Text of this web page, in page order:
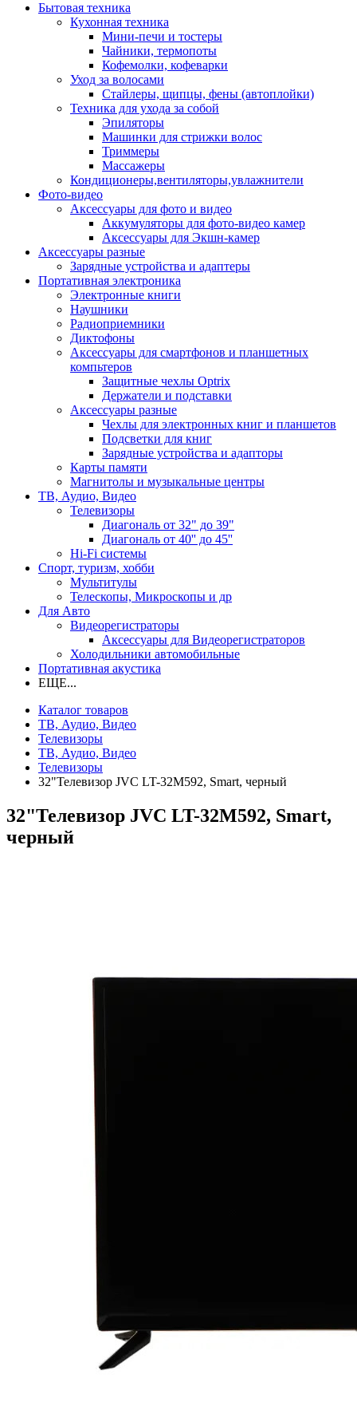
Бытовая техника
Кухонная техника
Мини-печи и тостеры
Чайники, термопоты
Кофемолки, кофеварки
Уход за волосами
Стайлеры, щипцы, фены (автоплойки)
Техника для ухода за собой
Эпиляторы
Машинки для стрижки волос
Триммеры
Массажеры
Кондиционеры,вентиляторы,увлажнители
Фото-видео
Аксессуары для фото и видео
Аккумуляторы для фото-видео камер
Аксессуары для Экшн-камер
Аксессуары разные
Зарядные устройства и адаптеры
Портативная электроника
Электронные книги
Наушники
Радиоприемники
Диктофоны
Аксессуары для смартфонов и планшетных
компьтеров
Защитные чехлы Optrix
Держатели и подставки
Аксессуары разные
Чехлы для электронных книг и планшетов
Подсветки для книг
Зарядные устройства и адапторы
Карты памяти
Магнитолы и музыкальные центры
ТВ, Аудио, Видео
Телевизоры
Диагональ от 32" до 39"
Диагональ от 40'' до 45''
Hi-Fi системы
Спорт, туризм, хобби
Мультитулы
Телескопы, Микроскопы и др
Для Авто
Видеорегистраторы
Аксессуары для Видеорегистраторов
Холодильники автомобильные
Портативная акустика
ЕЩЕ...
Каталог товаров
ТВ, Аудио, Видео
Телевизоры
ТВ, Аудио, Видео
Телевизоры
32"Телевизор JVC LT-32M592, Smart, черный
32"Телевизор JVC LT-32M592, Smart,
черный